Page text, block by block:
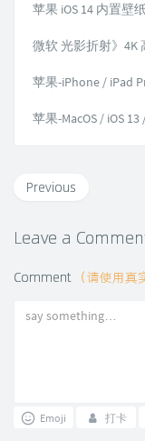
苹果 iOS 14 内置壁
微软 光影折射》4K
苹果-iPhone / iPad
苹果-MacOS / iOS
Previous
Leave a
Comment （请使用
Emoji 打卡